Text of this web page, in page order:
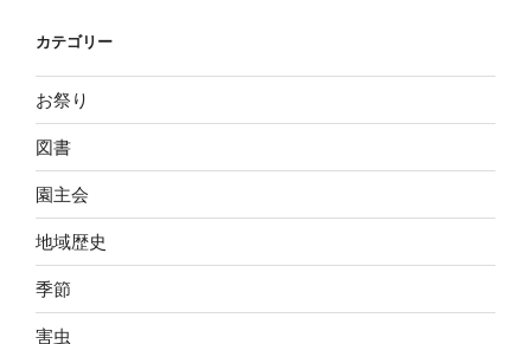
カテゴリー
お祭り
図書
園主会
地域歴史
季節
害虫